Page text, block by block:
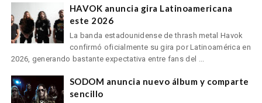
HAVOK anuncia gira Latinoamericana
este 2026
La banda estadounidense de thrash metal Havok
confirmó oficialmente su gira por Latinoamérica en
2026, generando bastante expectativa entre fans del ...
SODOM anuncia nuevo álbum y comparte
sencillo